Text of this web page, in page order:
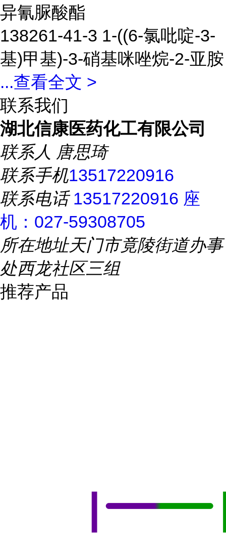
异氰脲酸酯
138261-41-3 1-((6-氯吡啶-3-
基)甲基)-3-硝基咪唑烷-2-亚胺
...查看全文 >
联系我们
湖北信康医药化工有限公司
联系人 唐思琦
联系手机13517220916
联系电话13517220916 座
机：027-59308705
所在地址天门市竟陵街道办事
处西龙社区三组
推荐产品